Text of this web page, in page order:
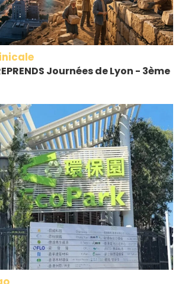
Journées de Lyon - 3ème